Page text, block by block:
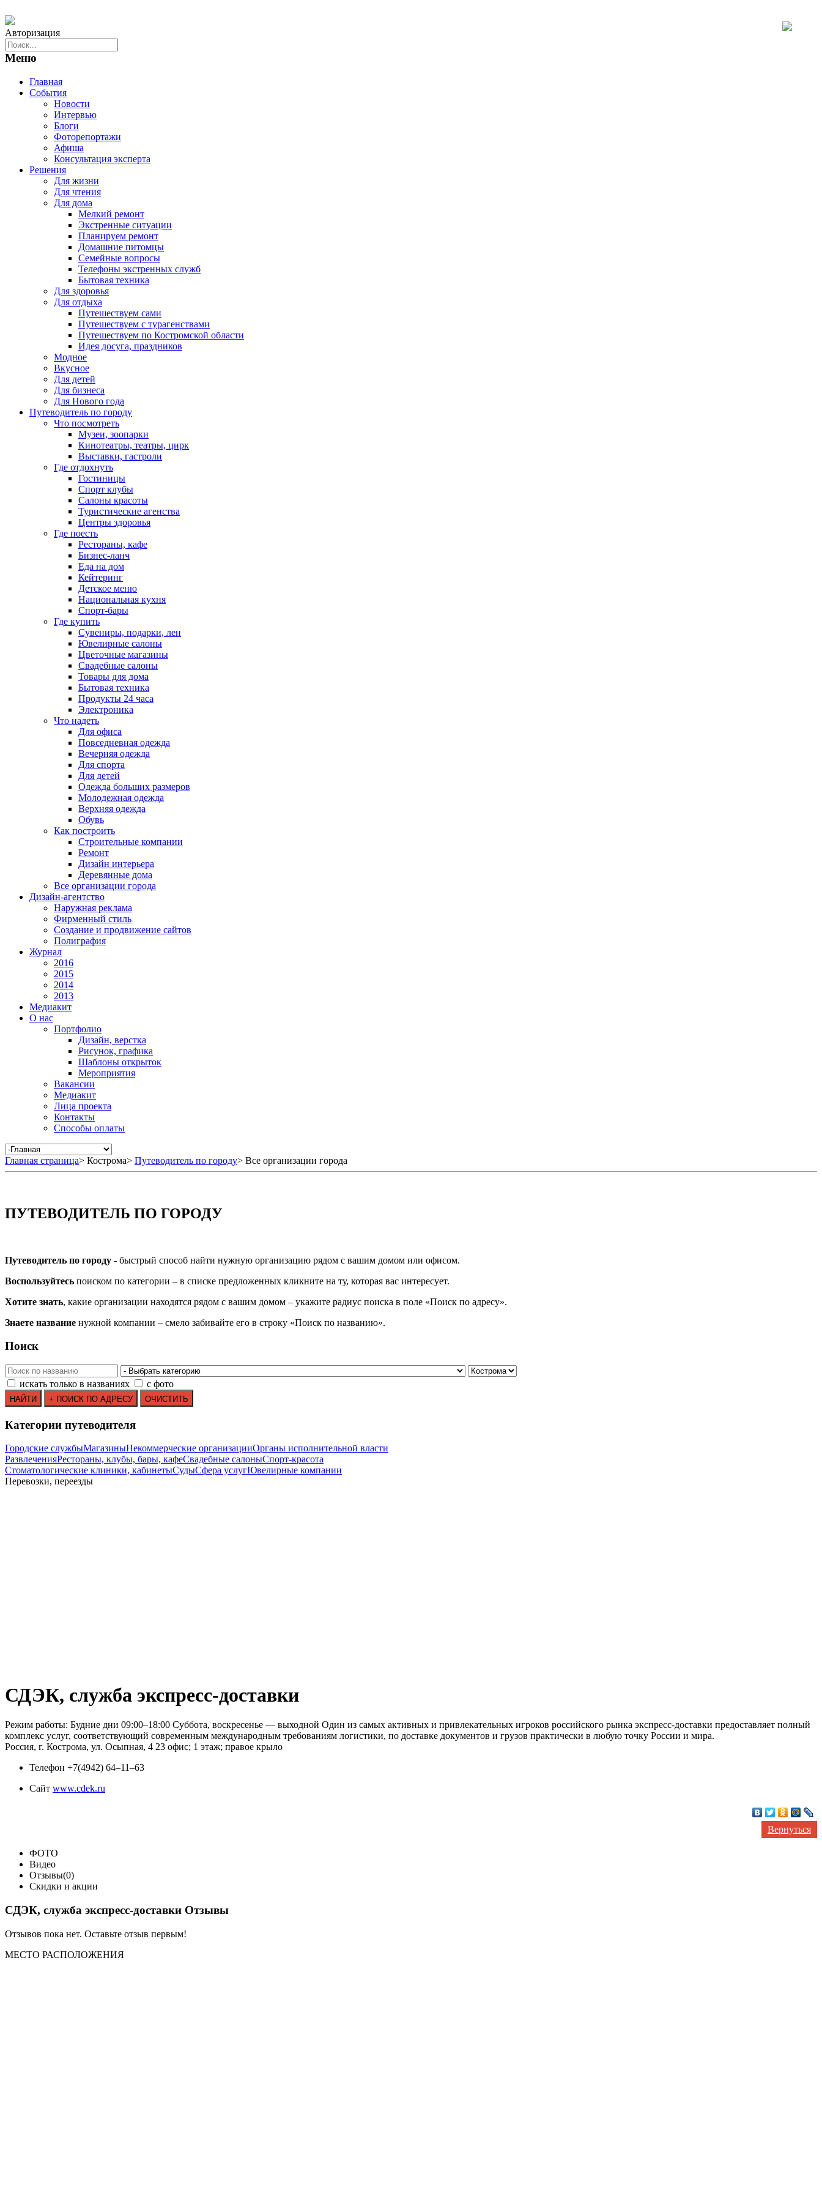
Авторизация
Меню
Главная
События
Новости
Интервью
Блоги
Фоторепортажи
Афиша
Консультация эксперта
Решения
Для жизни
Для чтения
Для дома
Мелкий ремонт
Экстренные ситуации
Планируем ремонт
Домашние питомцы
Семейные вопросы
Телефоны экстренных служб
Бытовая техника
Для здоровья
Для отдыха
Путешествуем сами
Путешествуем с турагенствами
Путешествуем по Костромской области
Идея досуга, праздников
Модное
Вкусное
Для детей
Для бизнеса
Для Нового года
Путеводитель по городу
Что посмотреть
Музеи, зоопарки
Кинотеатры, театры, цирк
Выставки, гастроли
Где отдохнуть
Гостиницы
Спорт клубы
Салоны красоты
Туристические агенства
Центры здоровья
Где поесть
Рестораны, кафе
Бизнес-ланч
Еда на дом
Кейтеринг
Детское меню
Национальная кухня
Спорт-бары
Где купить
Сувениры, подарки, лен
Ювелирные салоны
Цветочные магазины
Свадебные салоны
Товары для дома
Бытовая техника
Продукты 24 часа
Электроника
Что надеть
Для офиса
Повседневная одежда
Вечерняя одежда
Для спорта
Для детей
Одежда больших размеров
Молодежная одежда
Верхняя одежда
Обувь
Как построить
Строительные компании
Ремонт
Дизайн интерьера
Деревянные дома
Все организации города
Дизайн-агентство
Наружная реклама
Фирменный стиль
Создание и продвижение сайтов
Полиграфия
Журнал
2016
2015
2014
2013
Медиакит
О нас
Портфолио
Дизайн, верстка
Рисунок, графика
Шаблоны открыток
Мероприятия
Вакансии
Медиакит
Лица проекта
Контакты
Способы оплаты
Главная страница> Кострома> Путеводитель по городу> Все организации города
ПУТЕВОДИТЕЛЬ ПО ГОРОДУ
Путеводитель по городу - быстрый способ найти нужную организацию рядом с вашим домом или офисом.
Воспользуйтесь поиском по категории – в списке предложенных кликните на ту, которая вас интересует.
Хотите знать, какие организации находятся рядом с вашим домом – укажите радиус поиска в поле «Поиск по адресу».
Знаете название нужной компании – смело забивайте его в строку «Поиск по названию».
Поиск
искать только в названиях с фото
Категории путеводителя
Городские службыМагазиныНекоммерческие организацииОрганы исполнительной власти
РазвлеченияРестораны, клубы, бары, кафеСвадебные салоныСпорт-красота
Стоматологические клиники, кабинетыСудыСфера услугЮвелирные компании
Перевозки, переезды
СДЭК, служба экспресс-доставки
Режим работы: Будние дни 09:00–18:00 Суббота, воскресенье — выходной Один из самых активных и привлекательных игроков российского рынка экспресс-доставки предоставляет полный
комплекс услуг, соответствующий современным международным требованиям логистики, по доставке документов и грузов практически в любую точку России и мира.
Россия, г. Кострома, ул. Осыпная, 4 23 офис; 1 этаж; правое крыло
Телефон +7(4942) 64‒11‒63
Сайт www.cdek.ru
Вернуться
ФОТО
Видео
Отзывы(0)
Скидки и акции
СДЭК, служба экспресс-доставки Отзывы
Отзывов пока нет. Оставьте отзыв первым!
МЕСТО РАСПОЛОЖЕНИЯ